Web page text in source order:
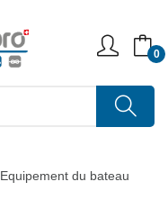
0
Equipement du bateau